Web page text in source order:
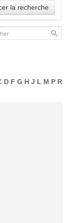
la recherche
D F G H J L M P R